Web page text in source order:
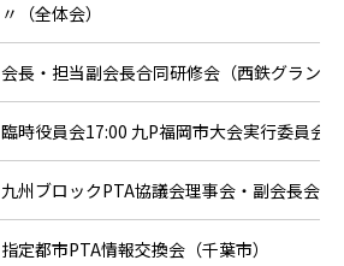
〃（全体会）
会長・担当副会長合同研修会（西鉄グランド
臨時役員会17:00 九P福岡市大会実行委員会
九州ブロックPTA協議会理事会・副会長会
指定都市PTA情報交換会（千葉市）